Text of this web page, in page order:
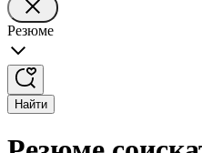
Резюме
Найти